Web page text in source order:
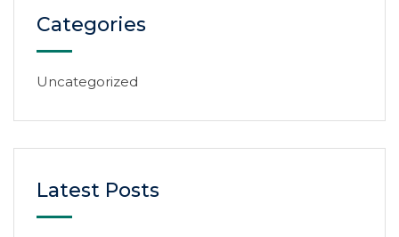
Categories
Uncategorized
Latest Posts